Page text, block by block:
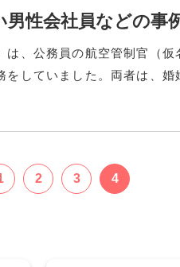
性会社員などの事
、公務員の航空管制官（仮
していました。両者は、婚
2 3 4